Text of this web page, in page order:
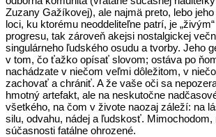
Zuzany Gažíkovej), ale najmä preto, lebo
loci, ku ktorému neoddeliteľne patrí, je
progresu, tak zároveň akejsi nostalgickej
singulárneho ľudského osudu a tvorby. Jeho
v tom, čo ťažko opísať slovom; ostáva po
nachádzate v niečom veľmi dôležitom, v
zachovať a chrániť. A že vaše oči sa
hmotný artefakt, ale na neskutočne
všetkého, na čom v živote naozaj záleží: na
silu, odvahu, nádej a ľudskosť.
súčasnosti fatálne ohrozené.